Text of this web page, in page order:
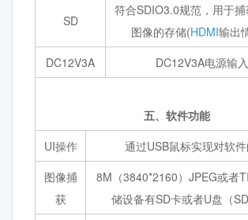
SD
符合SDIO3.0规范，用于
图像的存储(HDMI输出
DC12V3A
DC12V3A电源输入
五、软件功能
UI操作
通过USB鼠标实现对软
图像捕
获
8M（3840*2160）JPEG或者
储设备有SD卡或者U盘（SD